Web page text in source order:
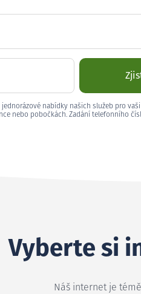
nabídky našich služeb pro
nebo pobočkách. Zadání telefonního
Vyberte si
Náš internet je